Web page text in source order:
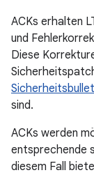
ACKs erhalten
und
Diese
sind.
ACKs werden
entsprechende
diesem Fall